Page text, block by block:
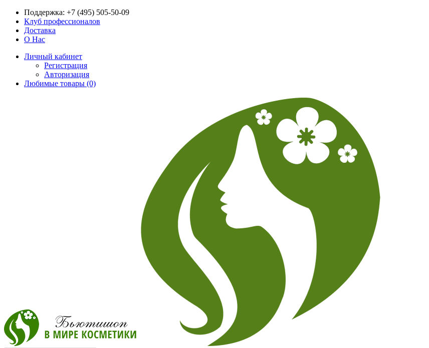
Поддержка: +7 (495) 505-50-09
Клуб профессионалов
Доставка
О Нас
Личный кабинет
Регистрация
Авторизация
Любимые товары (0)